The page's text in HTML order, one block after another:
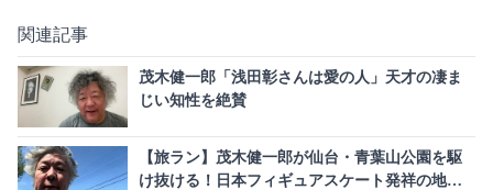
関連記事
茂木健一郎「浅田彰さんは愛の人」天才の凄ま
じい知性を絶賛
【旅ラン】茂木健一郎が仙台・青葉山公園を駆
け抜ける！日本フィギュアスケート発祥の地